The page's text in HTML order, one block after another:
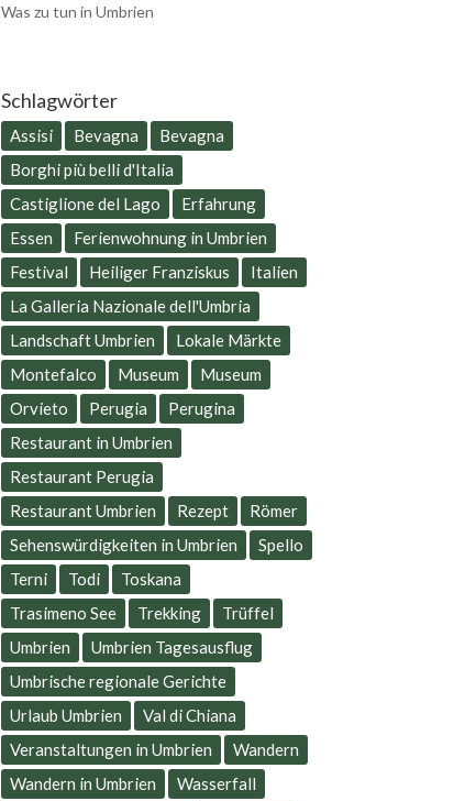
Was zu tun in Umbrien
Schlagwörter
Assisi Bevagna
Bevagna
Borghi più belli d'Italia
Castiglione del Lago
Erfahrung
Essen
Ferienwohnung in Umbrien
Festival
Heiliger Franziskus
Italien
La Galleria Nazionale dell'Umbria
Landschaft Umbrien
Lokale Märkte
Montefalco
Museum
Museum
Orvieto
Perugia
Perugina
Restaurant in Umbrien
Restaurant Perugia
Restaurant Umbrien
Rezept
Römer
Sehenswürdigkeiten in Umbrien
Spello
Terni
Todi
Toskana
Trasimeno See
Trekking
Trüffel
Umbrien
Umbrien Tagesausflug
Umbrische regionale Gerichte
Urlaub Umbrien
Val di Chiana
Veranstaltungen in Umbrien
Wandern
Wandern in Umbrien
Wasserfall